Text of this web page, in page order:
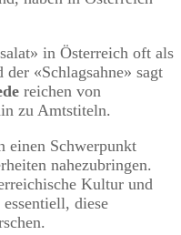
in Österreich oft als
der «Schlagsahne» sagt
reichen von
zu Amtstiteln.
einen Schwerpunkt
nahezubringen.
Kultur und
diese